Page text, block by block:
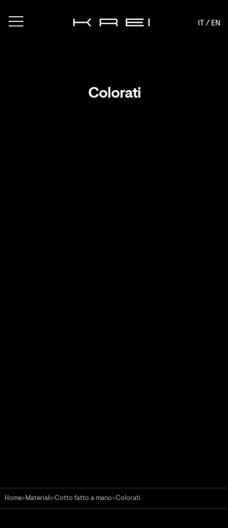
IT / EN
Colorati
Home> Materiali>Cotto fatto a mano>Colorati